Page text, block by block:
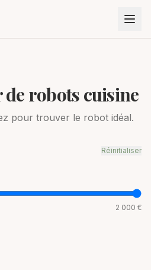
robots cuisine
pour trouver le robot idéal.
Réinitialiser
2 000 €